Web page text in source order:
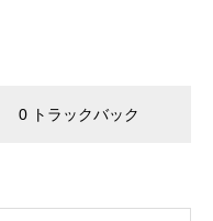
0 トラックバック